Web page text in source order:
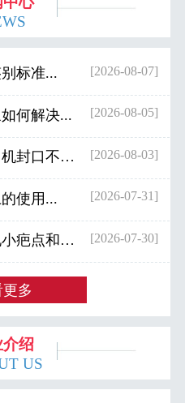
标准... [2026-08-07]
何解决... [2026-08-05]
全自动封口机：封口机封口不好应检查什... [2026-08-03]
使用... [2026-07-31]
复合膜为什么会出现小疤点和波浪纹... [2026-07-30]
多
绍
US